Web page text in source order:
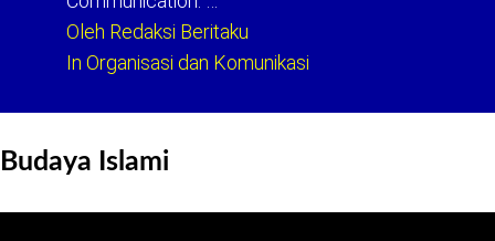
Oleh Redaksi Beritaku
In Organisasi dan Komunikasi
Budaya Islami